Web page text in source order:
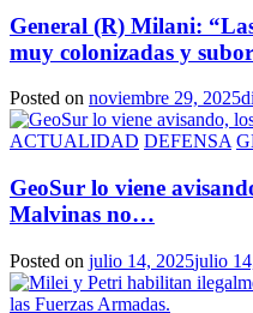
General (R) Milani:
muy colonizadas y
Posted on noviembre 29, 2025
ACTUALIDAD DEFENSA
GeoSur lo viene
Malvinas no…
Posted on julio 14, 2025julio